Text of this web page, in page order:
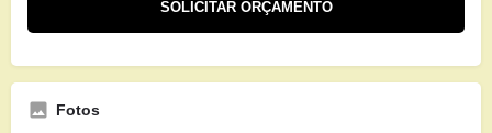
Fotos